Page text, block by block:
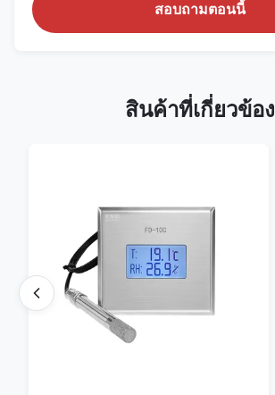
สอบถามตอนนี้
สินค้าที่เกี่ยวข้อง